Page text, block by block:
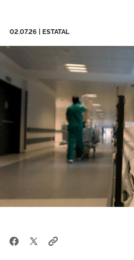
02.07.26 ESTATAL